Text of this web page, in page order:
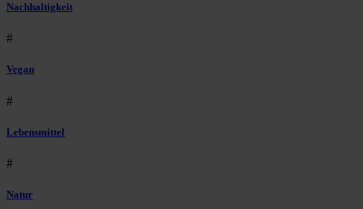
Nachhaltigkeit
#
Vegan
#
Lebensmittel
#
Natur